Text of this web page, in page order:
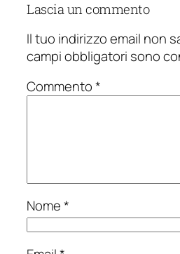
Lascia un commento
Il tuo indirizzo email non
campi obbligatori sono
Commento*
Nome*